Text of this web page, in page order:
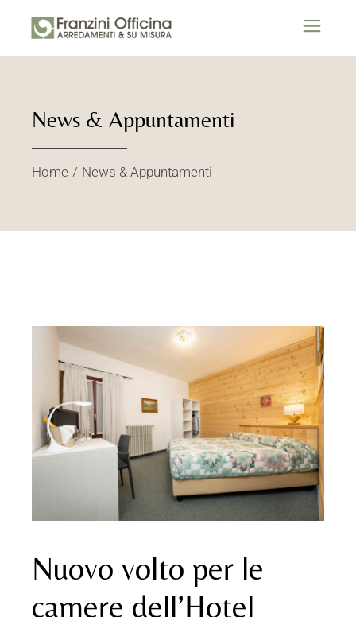
News & Appuntamenti
Home News & Appuntamenti
Nuovo volto per le
camere dell’Hotel